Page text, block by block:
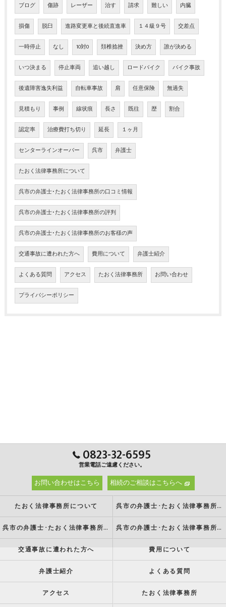
ブログ 傷跡 レーザー 治す 請求 難しい 内臓
損傷 脱臼 進路変更車と後続直進車 １４級９号 交差点
一時停止 なし 10対0 頚椎捻挫 決め方 誰が決める
いつ決まる 停止車両 追い越し ロードバイク バイク事故
後遺障害逸失利益 自転車事故 肩 任意保険 無過失
見積もり 事例 線状痕 長さ 既往 歴 割合
認定率 治療費打ち切り 延長 １ヶ月
センターラインオーバー 呉市 弁護士
たおく法律事務所について
呉市の弁護士･たおく法律事務所の口コミ情報
呉市の弁護士･たおく法律事務所の評判
呉市の弁護士･たおく法律事務所のお客様の声
交通事故に遭われた方へ 費用について 弁護士紹介
よくある質問 アクセス たおく法律事務所 お問い合わせ
プライバシーポリシー
0823-32-6595
営業電話ご遠慮ください。
お問い合わせはこちら 相続のご相談はこちらへ
たおく法律事務所について 呉市の弁護士･たおく法律事務所の強み
呉市の弁護士･たおく法律事務所の特徴 呉市の弁護士･たおく法律事務所の方針
交通事故に遭われた方へ 費用について
弁護士紹介 よくある質問
アクセス たおく法律事務所